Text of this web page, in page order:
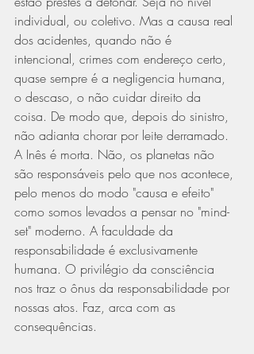
individual, ou coletivo. Mas a causa real
dos acidentes, quando não é
intencional, crimes com endereço certo,
quase sempre é a negligencia humana,
o descaso, o não cuidar direito da
coisa. De modo que, depois do sinistro,
não adianta chorar por leite derramado.
A Inês é morta. Não, os planetas não
são responsáveis pelo que nos acontece,
pelo menos do modo "causa e efeito"
como somos levados a pensar no "mind-
set" moderno. A faculdade da
responsabilidade é exclusivamente
humana. O privilégio da consciência
nos traz o ônus da responsabilidade por
nossas atos. Faz, arca com as
consequências.